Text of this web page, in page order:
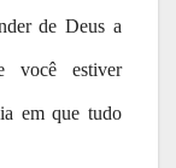
de Deus a
você estiver
em que tudo